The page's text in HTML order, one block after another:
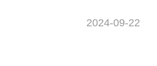
2024-09-22